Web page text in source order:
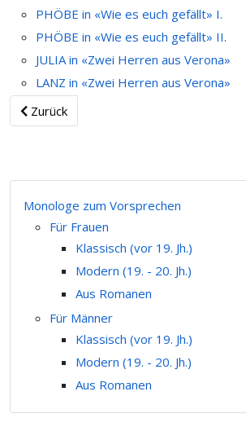
PHÖBE in «Wie es euch gefällt» I.
PHÖBE in «Wie es euch gefällt» II.
JULIA in «Zwei Herren aus Verona»
LANZ in «Zwei Herren aus Verona»
Zurück
Monologe zum Vorsprechen
Für Frauen
Klassisch (vor 19. Jh.)
Modern (19. - 20. Jh.)
Aus Romanen
Für Männer
Klassisch (vor 19. Jh.)
Modern (19. - 20. Jh.)
Aus Romanen